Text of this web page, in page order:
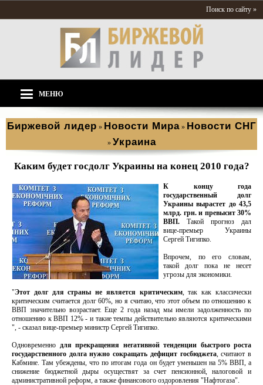
Поиск по сайту »
МЕНЮ
Биржевой лидер » Новости Мира » Новости СНГ
» Украина
Каким будет госдолг Украины на конец 2010 года?
К концу года
государственный долг
Украины вырастет до 43,5
млрд. грн. и превысит 30%
ВВП. Такой прогноз дал
вице-премьер Украины
Сергей Тигипко.
Впрочем, по его словам,
такой долг пока не несет
угрозы для экономики.
"Этот долг для страны не является критическим, так как классически
критическим считается долг 60%, но я считаю, что этот объем по отношению к
ВВП значительно возрастает. Еще 2 года назад мы имели задолженность по
отношению к ВВП 12% - и такие темпы действительно являются критическими
", - сказал вице-премьер министр Сергей Тигипко.
Одновременно для прекращения негативной тенденции быстрого роста
государственного долга нужно сокращать дефицит госбюджета, считают в
Кабмине. Там убеждены, что по итогам года он будет уменьшен на 5% ВВП, а
снижение бюджетной дыры осуществят за счет пенсионной, налоговой и
административной реформ, а также финансового оздоровления "Нафтогаза".